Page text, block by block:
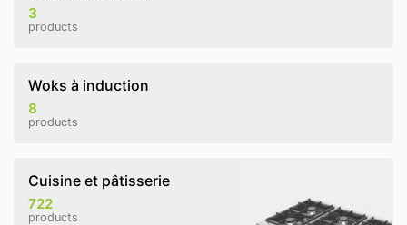
3
products
Woks à induction
8
products
Cuisine et pâtisserie
722
products